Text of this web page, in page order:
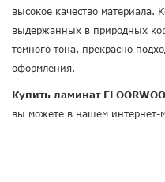
высокое качество материала.
выдержанных в природных
темного тона, прекрасно
оформления.
Купить ламинат
вы можете в нашем интернет-